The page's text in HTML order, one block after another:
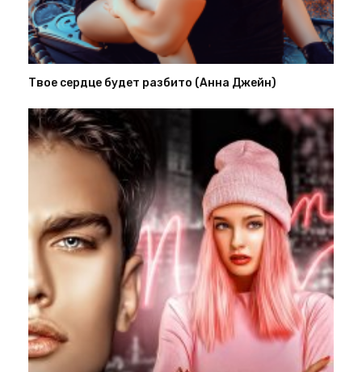
Твое сердце будет разбито (Анна Джейн)